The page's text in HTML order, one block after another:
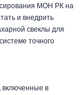
МОН РК на
и внедрить
свеклы для
точного
включенные в